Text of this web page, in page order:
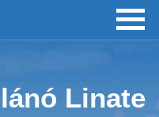
Linate